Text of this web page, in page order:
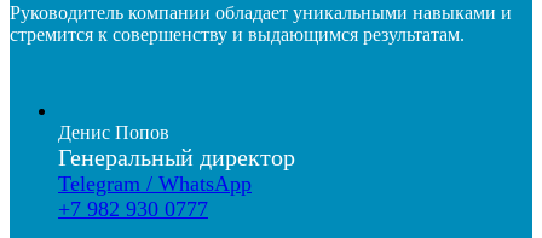
Руководитель компании обладает уникальными навыками и
стремится к совершенству и выдающимся результатам.
Денис Попов
Генеральный директор
Telegram / WhatsApp
+7 982 930 0777